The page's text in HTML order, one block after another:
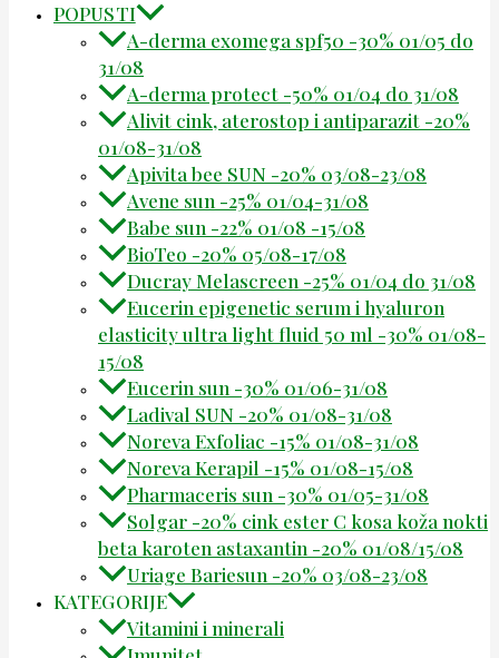
POPUSTI
A-derma exomega spf50 -30% 01/05 do
31/08
A-derma protect -50% 01/04 do 31/08
Alivit cink, aterostop i antiparazit -20%
01/08-31/08
Apivita bee SUN -20% 03/08-23/08
Avene sun -25% 01/04-31/08
Babe sun -22% 01/08 -15/08
BioTeo -20% 05/08-17/08
Ducray Melascreen -25% 01/04 do 31/08
Eucerin epigenetic serum i hyaluron
elasticity ultra light fluid 50 ml -30% 01/08-
15/08
Eucerin sun -30% 01/06-31/08
Ladival SUN -20% 01/08-31/08
Noreva Exfoliac -15% 01/08-31/08
Noreva Kerapil -15% 01/08-15/08
Pharmaceris sun -30% 01/05-31/08
Solgar -20% cink ester C kosa koža nokti
beta karoten astaxantin -20% 01/08/15/08
Uriage Bariesun -20% 03/08-23/08
KATEGORIJE
Vitamini i minerali